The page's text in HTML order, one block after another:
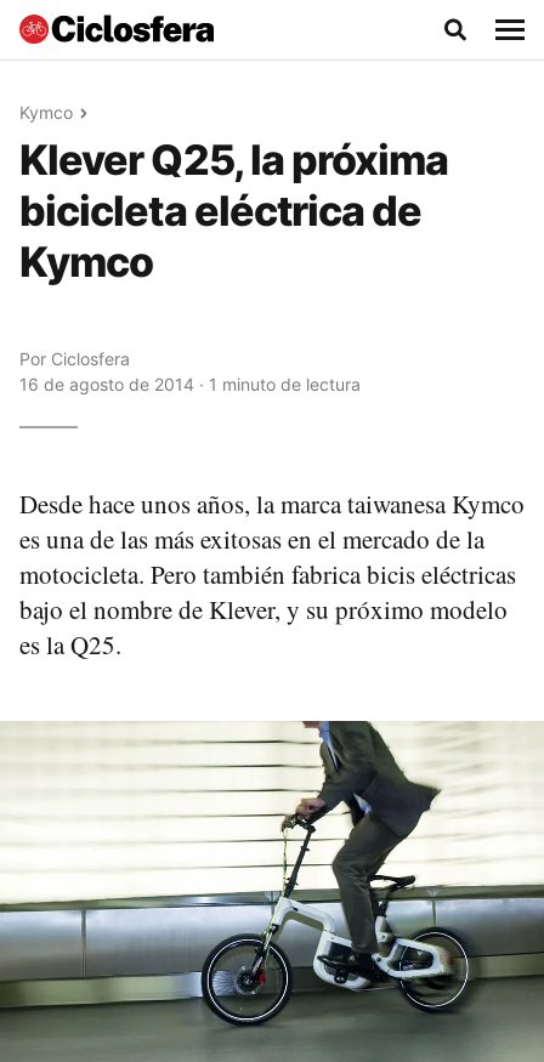
Kymco
Klever Q25, la próxima
bicicleta eléctrica de
Kymco
Por Ciclosfera
16 de agosto de 2014 · 1 minuto de lectura
Desde hace unos años, la marca taiwanesa Kymco
es una de las más exitosas en el mercado de la
motocicleta. Pero también fabrica bicis eléctricas
bajo el nombre de Klever, y su próximo modelo
es la Q25.